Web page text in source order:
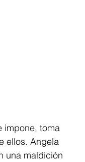
impone, toma
ellos. Angela
una maldición